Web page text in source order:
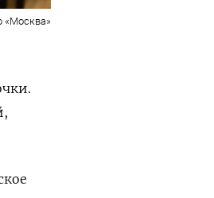
«Москва»